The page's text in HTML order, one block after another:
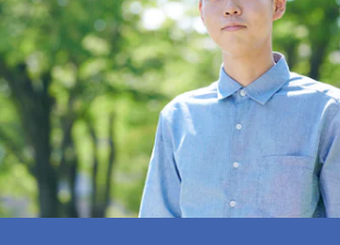
ツ
に
ス
キ
ッ
プ